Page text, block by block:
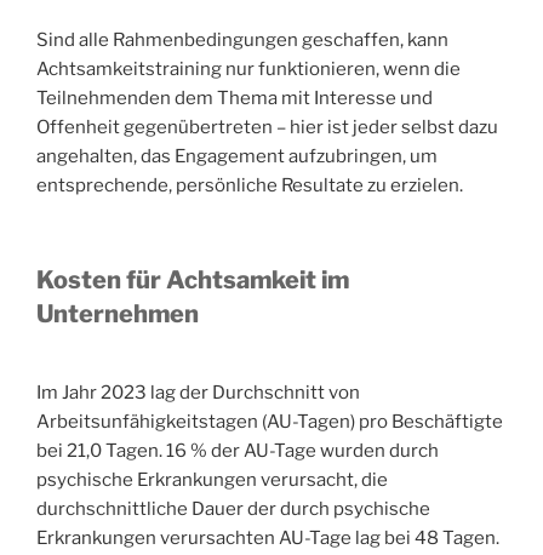
Sind alle Rahmenbedingungen geschaffen, kann
Achtsamkeitstraining nur funktionieren, wenn die
Teilnehmenden dem Thema mit Interesse und
Offenheit gegenübertreten – hier ist jeder selbst dazu
angehalten, das Engagement aufzubringen, um
entsprechende, persönliche Resultate zu erzielen.
Kostenfür Achtsamkeit im
Unternehmen
Im Jahr 2023 lag der Durchschnitt von
Arbeitsunfähigkeitstagen (AU-Tagen) pro Beschäftigte
bei 21,0 Tagen. 16 % der AU-Tage wurden durch
psychische Erkrankungen verursacht, die
durchschnittliche Dauer der durch psychische
Erkrankungen verursachten AU-Tage lag bei 48 Tagen.